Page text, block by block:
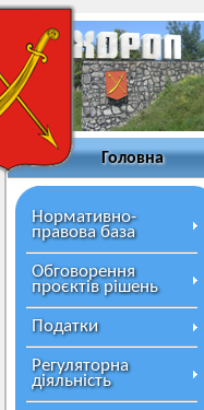
Головна
Нормативно-
правова база
Обговорення
проєктів рішень
Податки
Регуляторна
діяльність